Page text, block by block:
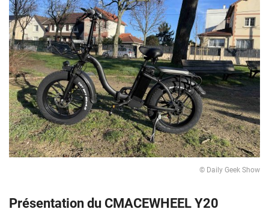
© Daily Geek Show
Présentation du CMACEWHEEL Y20